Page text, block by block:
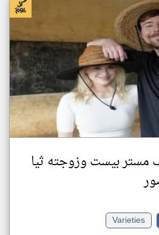
مستر بيست وزوجته ثيا
Varieties